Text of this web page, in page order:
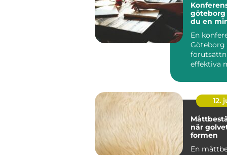
göteborg så skapar
du en
En
Göteborg
effektiva
och nya
12.
när
formen
En